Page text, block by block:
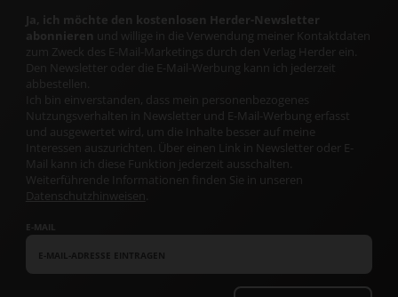
Ja, ich möchte den kostenlosen Herder-Newsletter
abonnieren und willige in die Verwendung meiner Kontaktdaten
zum Zweck des E-Mail-Marketings durch den Verlag Herder ein.
Den Newsletter oder die E-Mail-Werbung kann ich jederzeit
abbestellen.
Ich bin einverstanden, dass mein personenbezogenes
Nutzungsverhalten in Newsletter und E-Mail-Werbung erfasst
und ausgewertet wird, um die Inhalte besser auf meine
Interessen auszurichten. Über einen Link in Newsletter oder E-
Mail kann ich diese Funktion jederzeit ausschalten.
Weiterführende Informationen finden Sie in unseren
Datenschutzhinweisen
E-MAIL